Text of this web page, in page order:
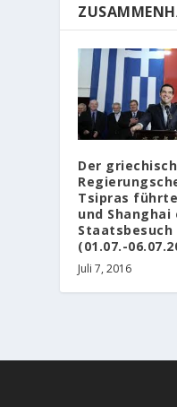
Der
Tsipras
und Shanghai
Staatsbesuch
(01.07.-
Juli 7, 2016